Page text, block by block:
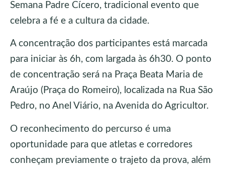
Semana Padre Cícero, tradicional evento que
celebra a fé e a cultura da cidade.
A concentração dos participantes está marcada
para iniciar às 6h, com largada às 6h30. O ponto
de concentração será na Praça Beata Maria de
Araújo (Praça do Romeiro), localizada na Rua São
Pedro, no Anel Viário, na Avenida do Agricultor.
O reconhecimento do percurso é uma
oportunidade para que atletas e corredores
conheçam previamente o trajeto da prova, além